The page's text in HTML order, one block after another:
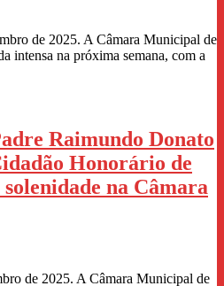
de 2025. A Câmara Municipal de
intensa na próxima semana, com a
Raimundo Donato
Honorário de
na Câmara
de 2025. A Câmara Municipal de